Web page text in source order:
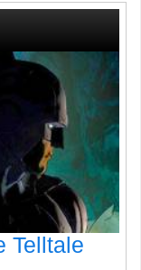
Telltale